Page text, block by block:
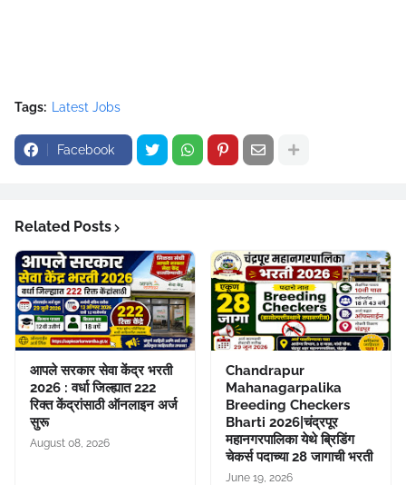
Tags: Latest Jobs
Facebook
Related Posts
आपले सरकार सेवा केंद्र भरती
2026 : वर्धा जिल्ह्यात 222
रिक्त केंद्रांसाठी ऑनलाइन अर्ज
सुरू
August 08, 2026
Chandrapur
Mahanagarpalika
Breeding Checkers
Bharti 2026|चंद्रपूर
महानगरपालिका येथे ब्रिडिंग
चेकर्स पदाच्या 28 जागाची भरती
June 19, 2026